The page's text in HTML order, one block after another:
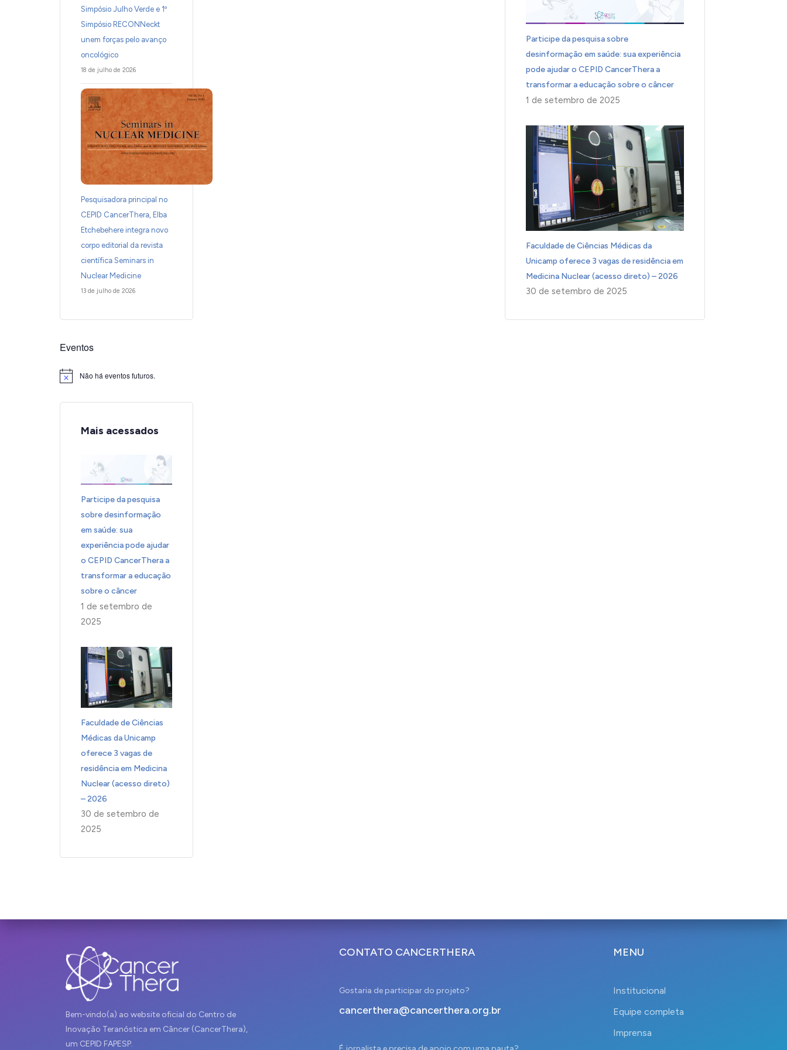
Simpósio Julho Verde e 1º
Simpósio RECONNeckt
unem forças pelo avanço
oncológico
18 de julho de 2026
Pesquisadora principal no
CEPID CancerThera, Elba
Etchebehere integra novo
corpo editorial da revista
científica Seminars in
Nuclear Medicine
13 de julho de 2026
Eventos
Notice Não há eventos futuros.
Mais acessados
Participe da pesquisa
sobre desinformação
em saúde: sua
experiência pode ajudar
o CEPID CancerThera a
transformar a educação
sobre o câncer
1 de setembro de
2025
Faculdade de Ciências
Médicas da Unicamp
oferece 3 vagas de
residência em Medicina
Nuclear (acesso direto)
– 2026
30 de setembro de
2025
Participe da pesquisa sobre
desinformação em saúde: sua experiência
pode ajudar o CEPID CancerThera a
transformar a educação sobre o câncer
1 de setembro de 2025
Faculdade de Ciências Médicas da
Unicamp oferece 3 vagas de residência em
Medicina Nuclear (acesso direto) – 2026
30 de setembro de 2025
Bem-vindo(a) ao website oficial do Centro de
Inovação Teranóstica em Câncer (CancerThera),
um CEPID FAPESP.
CONTATO CANCERTHERA
Gostaria de participar do projeto?
cancerthera@cancerthera.org.br
MENU
Institucional
Equipe completa
Imprensa